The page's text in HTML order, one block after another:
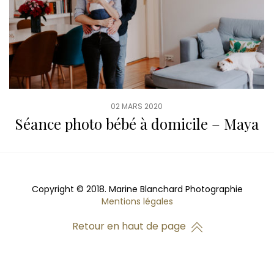
02 MARS 2020
Séance photo bébé à domicile – Maya
Copyright © 2018. Marine Blanchard Photographie
Mentions légales
Retour en haut de page